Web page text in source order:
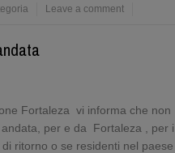
Leave a comment
Fortaleza vi informa che non
per e da Fortaleza , per
ritorno o se residenti nel